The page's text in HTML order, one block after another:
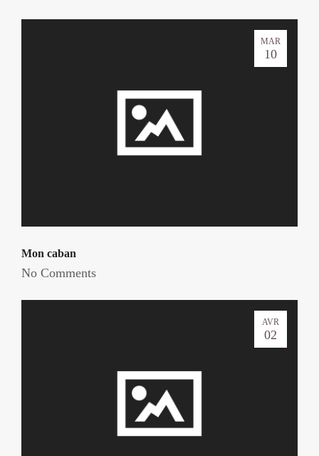
MAR
10
Mon caban
No Comments
AVR
02